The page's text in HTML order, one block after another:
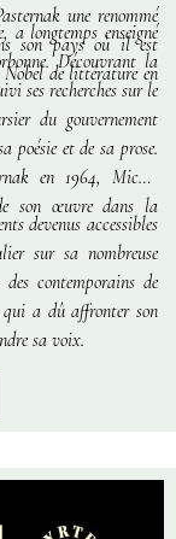
une renommé
son pays où il est
de littérature en
a longtemps enseigné
Découvrant la
ses recherches sur le
du gouvernement
et de sa prose.
en 1964, Michel
son œuvre dans la
devenus accessibles
sur sa nombreuse
contemporains de
qui a dû affronter son
sa voix.